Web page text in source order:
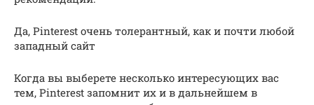
Да, Pinterest очень толерантный, как и почти любой
западный сайт
Когда вы выберете несколько интересующих вас
тем, Pinterest запомнит их и в дальнейшем в